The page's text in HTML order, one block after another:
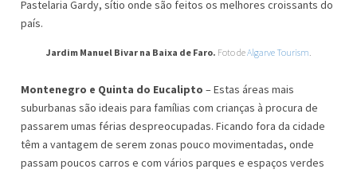
Pastelaria Gardy, sítio onde são feitos os melhores croissants do
país.
Jardim Manuel Bivar na Baixa de Faro. Foto deAlgarve Tourism.
Montenegro e Quinta do Eucalipto – Estas áreas mais
suburbanas são ideais para famílias com crianças à procura de
passarem umas férias despreocupadas. Ficando fora da cidade
têm a vantagem de serem zonas pouco movimentadas, onde
passam poucos carros e com vários parques e espaços verdes